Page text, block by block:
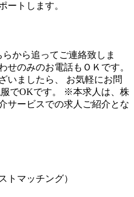
ートします。
らから追ってご連絡致しま
のみのお電話もＯＫです。
いましたら、 お気軽にお問
でOKです。 ※本求人は、株
サービスでの求人ご紹介とな
トマッチング）